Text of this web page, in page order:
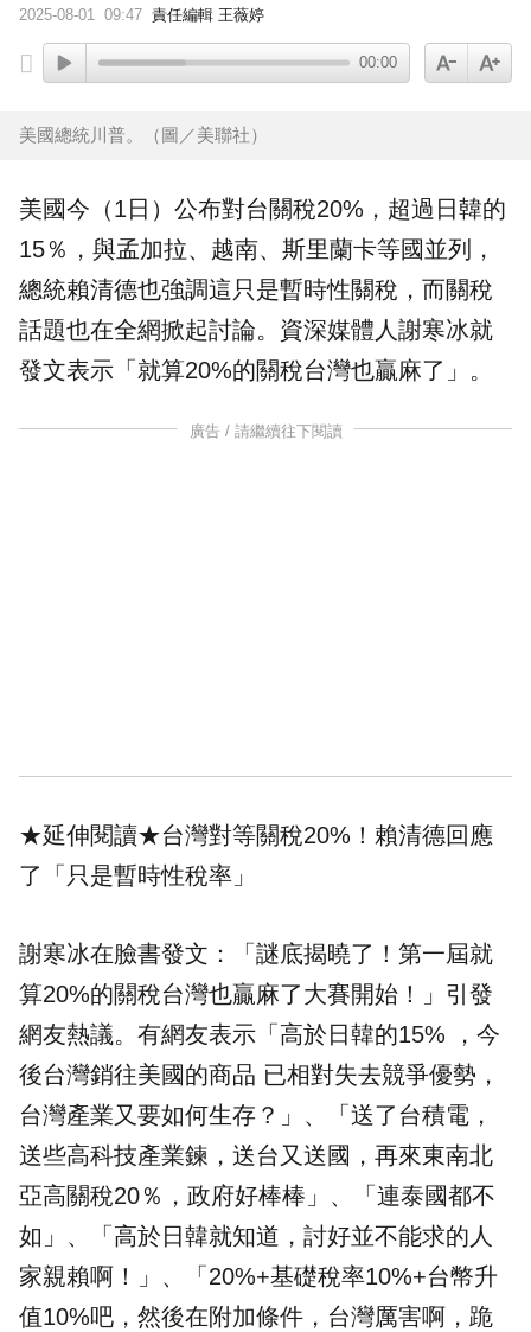
2025-08-01 09:47 責任編輯 王薇婷
00:00
美國總統川普。（圖／美聯社）
美國今（1日）公布對台關稅20%，超過日韓的
15％，與孟加拉、越南、斯里蘭卡等國並列，
總統賴清德也強調這只是暫時性關稅，而關稅
話題也在全網掀起討論。資深媒體人謝寒冰就
發文表示「就算20%的關稅台灣也贏麻了」。
廣告 / 請繼續往下閱讀
★延伸閱讀★台灣對等關稅20%！賴清德回應
了「只是暫時性稅率」
謝寒冰在臉書發文：「謎底揭曉了！第一屆就
算20%的關稅台灣也贏麻了大賽開始！」引發
網友熱議。有網友表示「高於日韓的15% ，今
後台灣銷往美國的商品 已相對失去競爭優勢，
台灣產業又要如何生存？」、「送了台積電，
送些高科技產業鍊，送台又送國，再來東南北
亞高關稅20％，政府好棒棒」、「連泰國都不
如」、「高於日韓就知道，討好並不能求的人
家親賴啊！」、「20%+基礎稅率10%+台幣升
值10%吧，然後在附加條件，台灣厲害啊，跪